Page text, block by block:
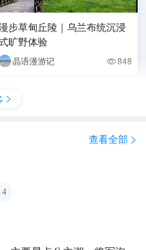
步草甸丘陵｜乌兰布统沉浸
旷野体验
晶语漫游记 848

查看全部 
4